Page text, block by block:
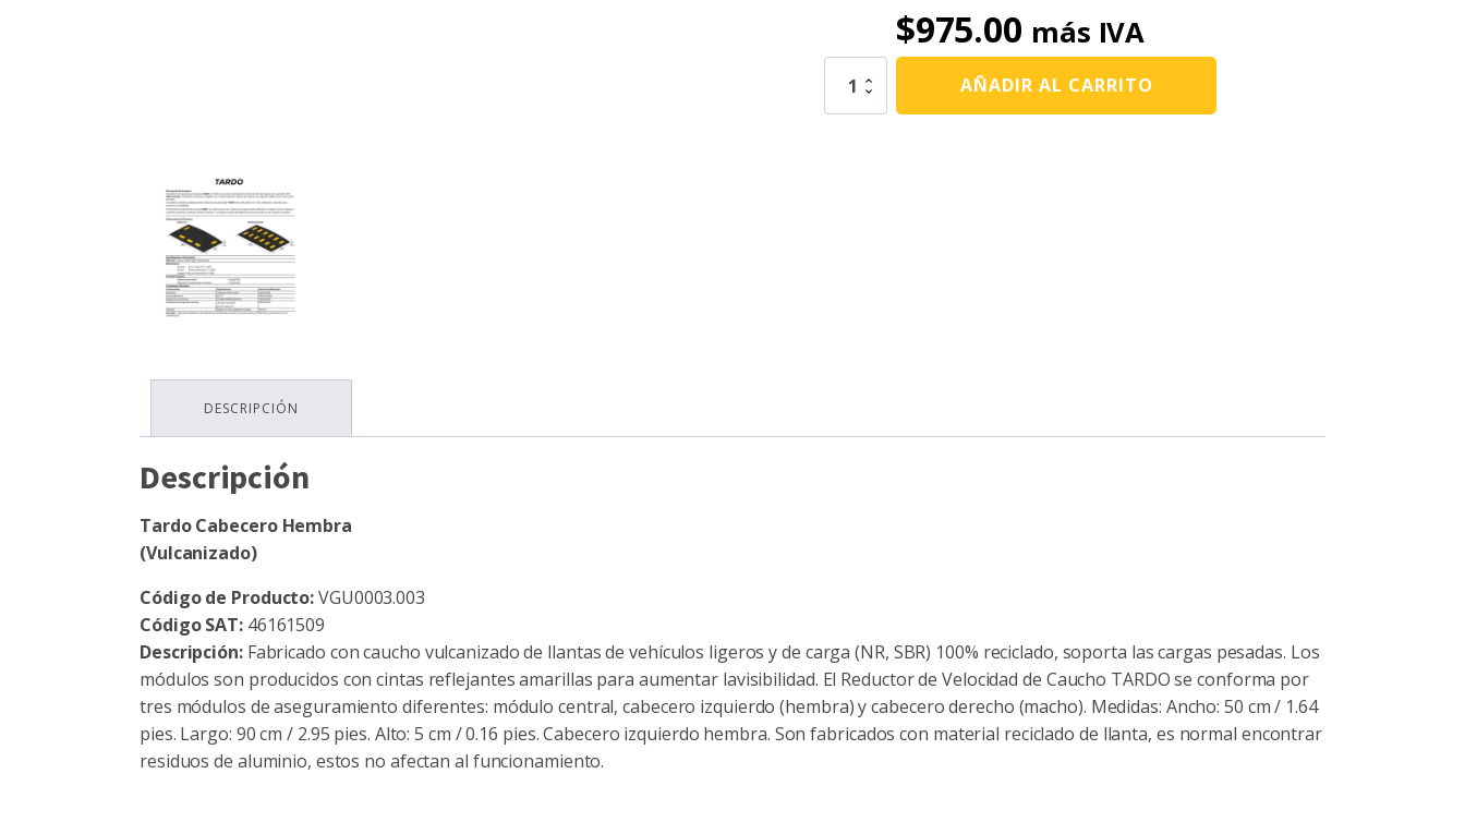
$975.00 más IVA
Tardo
Cabecero
Hembra
AÑADIR AL CARRITO
DESCRIPCIÓN
Descripción
Tardo Cabecero Hembra
(Vulcanizado)
Código de Producto:VGU0003.003
Código SAT:46161509
Descripción:Fabricado con caucho vulcanizado de llantas de vehículos ligeros y de carga (NR, SBR) 100% reciclado, soporta las cargas pesadas. Los
módulos son producidos con cintas reflejantes amarillas para aumentar lavisibilidad. El Reductor de Velocidad de Caucho TARDO se conforma por
tres módulos de aseguramiento diferentes: módulo central, cabecero izquierdo (hembra) y cabecero derecho (macho). Medidas: Ancho: 50 cm / 1.64
pies. Largo: 90 cm / 2.95 pies. Alto: 5 cm / 0.16 pies. Cabecero izquierdo hembra. Son fabricados con material reciclado de llanta, es normal encontrar
residuos de aluminio, estos no afectan al funcionamiento.